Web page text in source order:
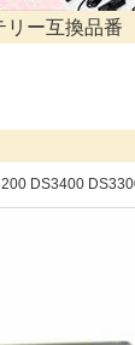
リー互換品番
DS3400